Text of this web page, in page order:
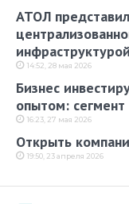
АТОЛ
14:52, 28 мая 2026
Бизнес
опытом: сегмент
16:23, 27 мая 2026
Открыть
19:50, 23 апреля 2026